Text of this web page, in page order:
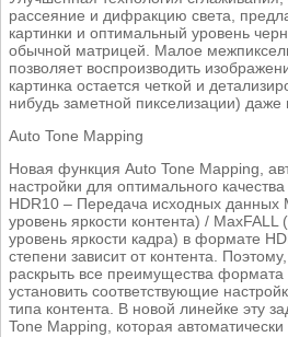
рассеяние и дифракцию света,
картинки и оптимальный уровень
обычной матрицей. Малое
позволяет воспроизводить
картинка остается четкой и
нибудь заметной пикселизации) даже
Auto Tone Mapping
Новая функция Auto Tone Mapping,
настройки для оптимального
HDR10 – Передача исходных данных
уровень яркости контента) /
уровень яркости кадра) в формате
степени зависит от контента.
раскрыть все преимущества
установить соответствующие
типа контента. В новой линейке эту
Tone Mapping, которая